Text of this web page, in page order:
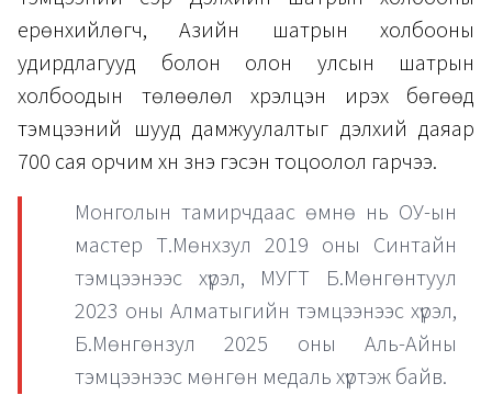
ерөнхийлөгч, Азийн шатрын холбооны
удирдлагууд болон олон улсын шатрын
холбоодын төлөөлөл хүрэлцэн ирэх бөгөөд
тэмцээний шууд дамжуулалтыг дэлхий даяар
700 сая орчим хүн үзнэ гэсэн тоцоолол гарчээ.
Монголын тамирчдаас өмнө нь ОУ-ын
мастер Т.Мөнхзул 2019 оны Синтайн
тэмцээнээс хүрэл, МУГТ Б.Мөнгөнтуул
2023 оны Алматыгийн тэмцээнээс хүрэл,
Б.Мөнгөнзул 2025 оны Аль-Айны
тэмцээнээс мөнгөн медаль хүртэж байв.